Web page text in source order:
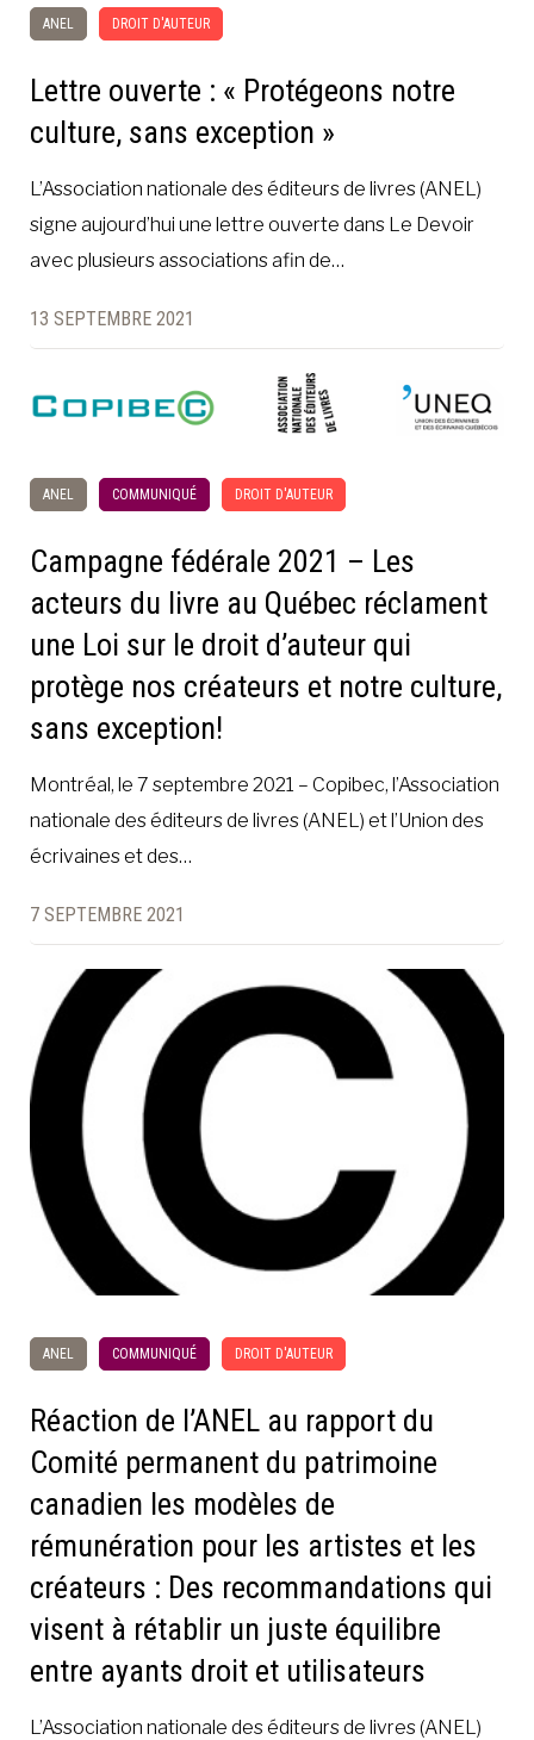
ANEL DROIT D'AUTEUR
Lettre ouverte : « Protégeons notre
culture, sans exception »
L’Association nationale des éditeurs de livres (ANEL)
signe aujourd’hui une lettre ouverte dans Le Devoir
avec plusieurs associations afin de…
13 SEPTEMBRE 2021
ANEL COMMUNIQUÉ DROIT D'AUTEUR
Campagne fédérale 2021 – Les
acteurs du livre au Québec réclament
une Loi sur le droit d’auteur qui
protège nos créateurs et notre culture,
sans exception!
Montréal, le 7 septembre 2021 – Copibec, l’Association
nationale des éditeurs de livres (ANEL) et l’Union des
écrivaines et des…
7 SEPTEMBRE 2021
ANEL COMMUNIQUÉ DROIT D'AUTEUR
Réaction de l’ANEL au rapport du
Comité permanent du patrimoine
canadien les modèles de
rémunération pour les artistes et les
créateurs : Des recommandations qui
visent à rétablir un juste équilibre
entre ayants droit et utilisateurs
L’Association nationale des éditeurs de livres (ANEL)